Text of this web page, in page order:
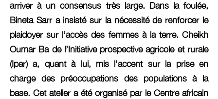
arriver à un consensus très large. Dans la foulée,
Bineta Sarr a insisté sur la nécessité de renforcer le
plaidoyer sur l’accès des femmes à la terre. Cheikh
Oumar Ba de l’Initiative prospective agricole et rurale
(Ipar) a, quant à lui, mis l’accent sur la prise en
charge des préoccupations des populations à la
base. Cet atelier a été organisé par le Centre africain